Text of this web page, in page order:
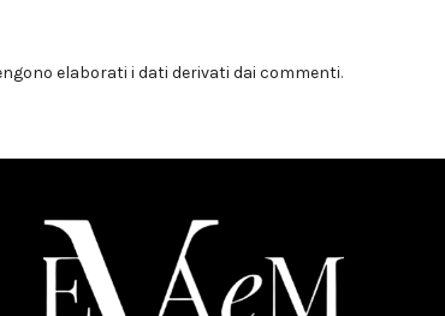
elaborati i dati derivati dai commenti.